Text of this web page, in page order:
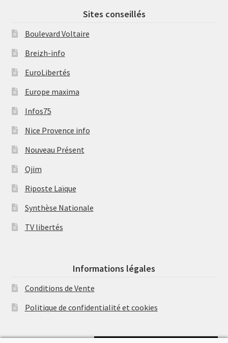
Sites conseillés
Boulevard Voltaire
Breizh-info
EuroLibertés
Europe maxima
Infos75
Nice Provence info
Nouveau Présent
Ojim
Riposte Laïque
Synthèse Nationale
TV libertés
Informations légales
Conditions de Vente
Politique de confidentialité et cookies